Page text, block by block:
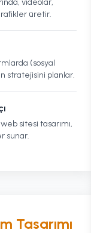
videolar,
üretir.
(sosyal
stratejisini planlar.
sitesi tasarımı,
sunar.
Tasarımı